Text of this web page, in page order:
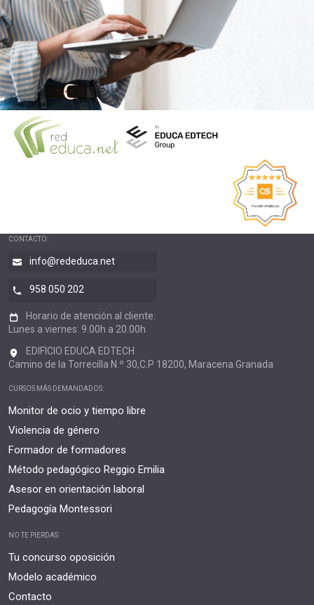
CONTACTO:
info@rededuca.net
958 050 202
Horario de atención al cliente:
Lunes a viernes: 9.00h a 20.00h
EDIFICIO EDUCA EDTECH
Camino de la Torrecilla N.º 30,C.P 18200, Maracena Granada
CURSOS MÁS DEMANDADOS:
Monitor de ocio y tiempo libre
Violencia de género
Formador de formadores
Método pedagógico Reggio Emilia
Asesor en orientación laboral
Pedagogía Montessori
NO TE PIERDAS:
Tu concurso oposición
Modelo académico
Contacto